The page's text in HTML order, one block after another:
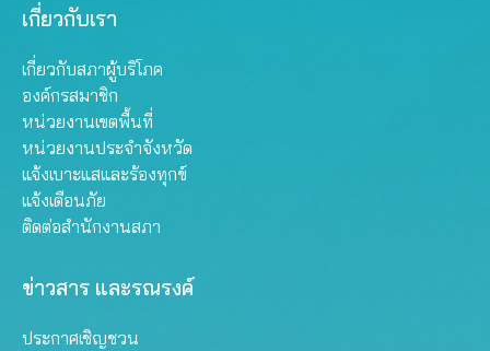
เกี่ยวกับเรา
เกี่ยวกับสภาผู้บริโภค
องค์กรสมาชิก
หน่วยงานเขตพื้นที่
หน่วยงานประจำจังหวัด
แจ้งเบาะแสและร้องทุกข์
แจ้งเตือนภัย
ติดต่อสำนักงานสภา
ข่าวสาร และรณรงค์
ประกาศเชิญชวน